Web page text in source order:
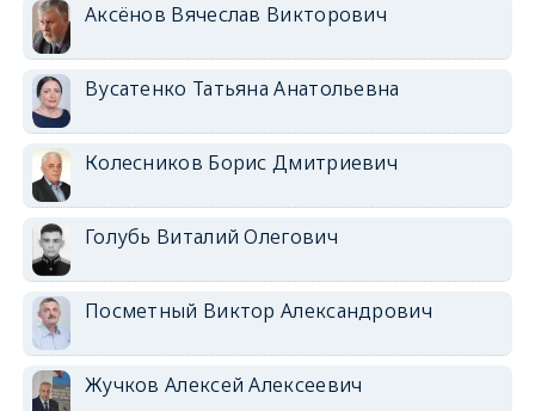
Аксёнов Вячеслав Викторович
Вусатенко Татьяна Анатольевна
Колесников Борис Дмитриевич
Голубь Виталий Олегович
Посметный Виктор Александрович
Жучков Алексей Алексеевич